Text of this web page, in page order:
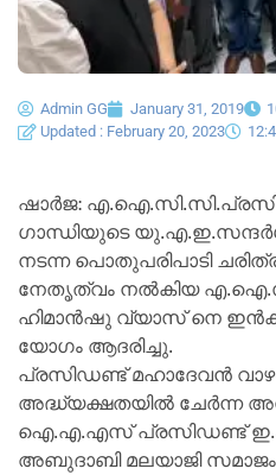
Admin GG January 31, 2019
Updated : February 20, 2023
ഷാർജ:
ഗാന്ധിയുടെ
നടന്ന പൊതുപരിപാടി ചരിത്ര
നേതൃത്വം നൽകിയ
ഹിമാൻഷു വ്യാസ് നെ
യോഗം ആദരിച്ചു.
പ്രസിഡണ്ട് മഹാദേവൻ
അദ്ധ്യക്ഷതയിൽ ചേർന്ന
ഐ.എ.എസ് പ്രസിഡണ്ട്
അബുദാബി മലയാജി